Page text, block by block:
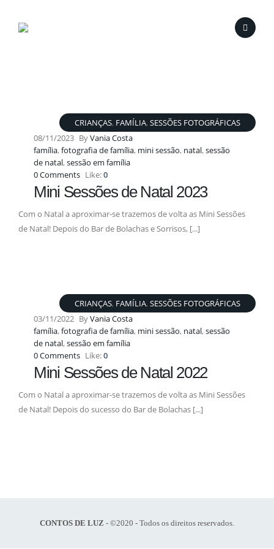
08/11/2023 ByVania Costa
CRIANÇAS, FAMÍLIA, SESSÕES FOTOGRÁFICAS
família,fotografia de família, mini sessão, natal,sessão
de natal,sessão em família
0 Comments Like:0
Mini Sessões de Natal 2023
Com o Natal a aproximar-se trazemos de volta as Mini Sessões
de Natal! Depois do Bar de Bolachas e Sorrisos, [...]
03/11/2022 ByVania Costa
CRIANÇAS, FAMÍLIA, SESSÕES FOTOGRÁFICAS
família,fotografia de família, mini sessão, natal,sessão
de natal,sessão em família
0 Comments Like:0
Mini Sessões de Natal 2022
Com o Natal a aproximar-se trazemos de volta as Mini Sessões
de Natal! Depois do sucesso do Bar de Bolachas [...]
CONTOS DE LUZ - ©2020 - Todos os direitos reservados.